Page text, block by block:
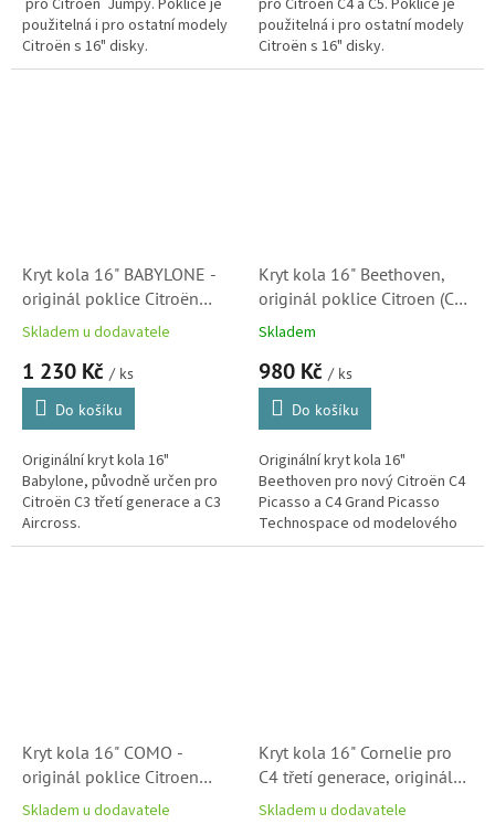
použitelná i pro ostatní modely
Citroën s 16" disky.
použitelná i pro ostatní modely
Citroën s 16" disky.
Kryt kola 16" BABYLONE -
originál poklice Citroën
(98136874XY) S2
Skladem u dodavatele
1 230 Kč / ks
Do košíku
Originální kryt kola 16"
Babylone, původně určen pro
Citroën C3 třetí generace a C3
Aircross.
Kryt kola 16" Beethoven,
originál poklice Citroen (C4
Picasso, C4 Spacetourer,
Skladem
980 Kč / ks
Do košíku
Originální kryt kola 16"
Beethoven pro nový Citroën C4
Picasso a C4 Grand Picasso
Technospace od modelového
roku 2013.
Kryt kola 16" COMO -
originál poklice Citroen
(98000256VV)
Skladem u dodavatele
Kryt kola 16" Cornelie pro
C4 třetí generace, originál
poklice Citroën
Skladem u dodavatele